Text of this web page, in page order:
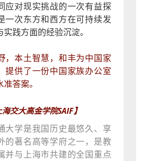
应对现实挑战的一次有益探
一次东方和西方在可持续发
实践方面的经验沉淀。
，本土智慧，和丰为中国家
提供了一份中国家族办公室
答案。
海交大高金学院SAIF】
大学是我国历史最悠久、享
的著名高等学府之一，是教
并与上海市共建的全国重点